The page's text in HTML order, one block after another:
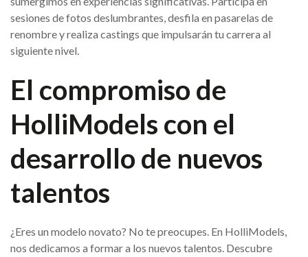
sesiones de fotos deslumbrantes, desfila en pasarelas de
renombre y realiza castings que impulsarán tu carrera al
siguiente nivel.
El compromiso de
HolliModels con el
desarrollo de nuevos
talentos
¿Eres un modelo novato? No te preocupes. En HolliModels,
nos dedicamos a formar a los nuevos talentos. Descubre